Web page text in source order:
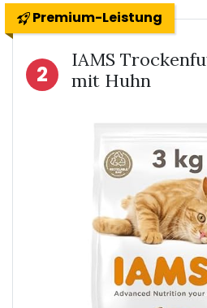
Premium-Leistung
2
IAMS
mit Huhn